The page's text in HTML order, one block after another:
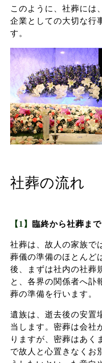
このように、社葬には
企業としての大切な行
す。
社葬の流れ
【1】 臨終から社葬まで
社葬は、故人の家族で
葬儀の準備のほとんど
後、まずは社内の社葬
と、各界の関係者へ訃
葬の準備を行います。
遺族は、逝去後の安置
当します。密葬は会社
りますが、密葬はあく
で故人と心置きなくお